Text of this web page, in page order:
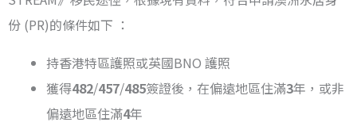
份 (PR)的條件如下 ：
持香港特區護照或英國BNO 護照
獲得482/457/485簽證後，在偏遠地區住滿3年，或非
偏遠地區住滿4年